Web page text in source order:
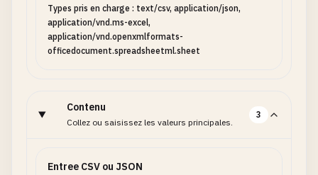
Types pris en charge : text/csv, application/json,
application/vnd.ms-excel,
application/vnd.openxmlformats-
officedocument.spreadsheetml.sheet
Contenu
Collez ou saisissez les valeurs principales.
3
Entree CSV ou JSON